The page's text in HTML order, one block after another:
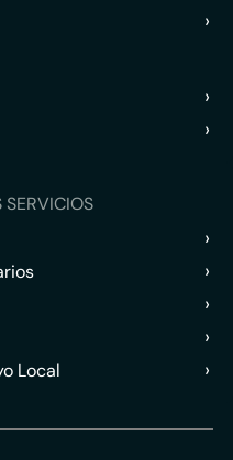
›
›
›
SERVICIOS
›
›
›
›
Local ›